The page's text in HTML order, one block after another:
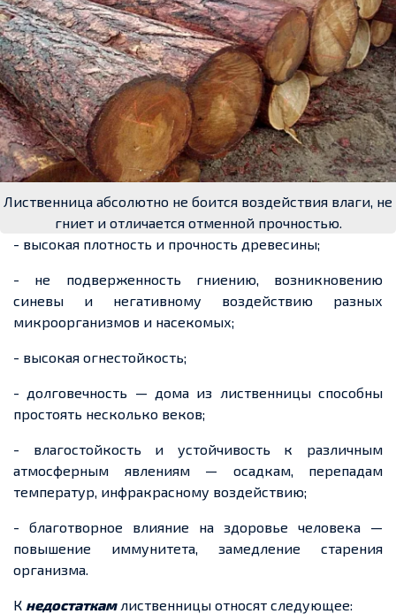
Лиственница абсолютно не боится воздействия влаги, не
гниет и отличается отменной прочностью.
- высокая плотность и прочность древесины;
- не подверженность гниению, возникновению
синевы и негативному воздействию разных
микроорганизмов и насекомых;
- высокая огнестойкость;
- долговечность — дома из лиственницы способны
простоять несколько веков;
- влагостойкость и устойчивость к различным
атмосферным явлениям — осадкам, перепадам
температур, инфракрасному воздействию;
- благотворное влияние на здоровье человека —
повышение иммунитета, замедление старения
организма.
К недостаткамлиственницы относят следующее: